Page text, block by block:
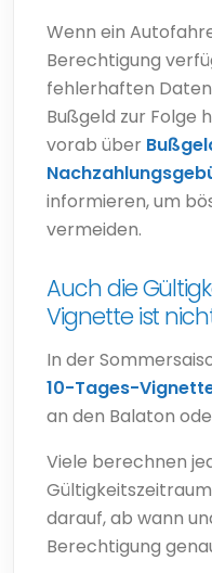
Wenn ein
Berechtigung
fehlerhaften
Bußgeld zur Folge
vorab über
informieren, um
vermeiden.
Auch die
Vignette ist
In der
10-Tages-
an den Balaton
Viele berechnen
darauf, ab wann
Berechtigung